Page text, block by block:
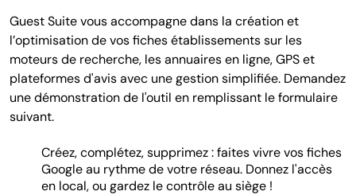
Guest Suite vous accompagne dans la création et
l’optimisation de vos fiches établissements sur les
moteurs de recherche, les annuaires en ligne, GPS et
plateformes d'avis avec une gestion simplifiée. Demandez
une démonstration de l'outil en remplissant le formulaire
suivant.
Créez, complétez, supprimez : faites vivre vos fiches
Google au rythme de votre réseau. Donnez l'accès
en local, ou gardez le contrôle au siège !